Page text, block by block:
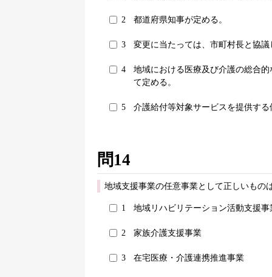
2 都道府県知事が定める。
3 変更に当たっては、市町村長と協
4
地域における医療及び介護の総合
て定める。
5 介護給付等対象サービスを提供す
問14
地域支援事業の任意事業として正しいもの
1 地域リハビリテーション活動支援事
2 家族介護支援事業
3 在宅医療・介護連携推進事業